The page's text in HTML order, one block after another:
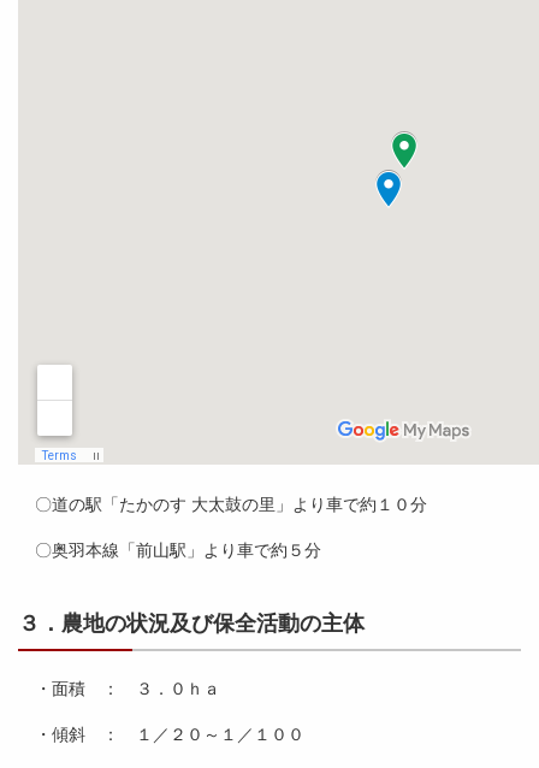
〇道の駅「たかのす 大太鼓の里」より車で約１０分
〇奥羽本線「前山駅」より車で約５分
３．農地の状況及び保全活動の主体
・面積 ： ３．０ｈａ
・傾斜 ： １／２０～１／１００